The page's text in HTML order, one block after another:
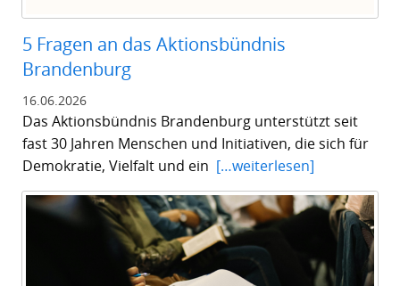
5 Fragen an das Aktionsbündnis
Brandenburg
16.06.2026
Das Aktionsbündnis Brandenburg unterstützt seit
fast 30 Jahren Menschen und Initiativen, die sich für
Demokratie, Vielfalt und ein […weiterlesen]